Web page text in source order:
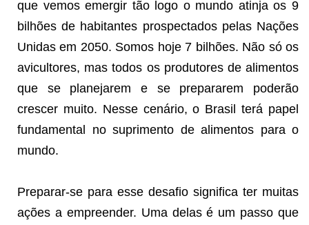
que vemos emergir tão logo o mundo atinja os 9
bilhões de habitantes prospectados pelas Nações
Unidas em 2050. Somos hoje 7 bilhões. Não só os
avicultores, mas todos os produtores de alimentos
que se planejarem e se prepararem poderão
crescer muito. Nesse cenário, o Brasil terá papel
fundamental no suprimento de alimentos para o
mundo.
Preparar-se para esse desafio significa ter muitas
ações a empreender. Uma delas é um passo que